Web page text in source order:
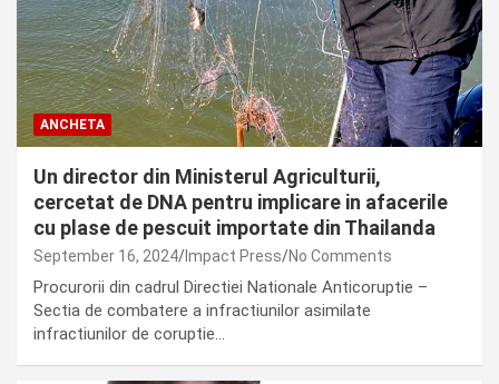
ANCHETA
Un director din Ministerul Agriculturii,
cercetat de DNA pentru implicare in afacerile
cu plase de pescuit importate din Thailanda
September 16, 2024 Impact Press No Comments
Procurorii din cadrul Directiei Nationale Anticoruptie –
Sectia de combatere a infractiunilor asimilate
infractiunilor de coruptie…